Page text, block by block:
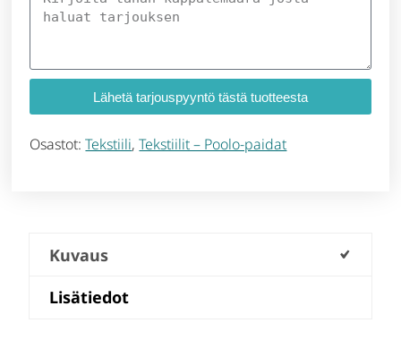
Lähetä tarjouspyyntö tästä tuotteesta
Osastot:Tekstiili,Tekstiilit – Poolo-paidat
Kuvaus
Lisätiedot